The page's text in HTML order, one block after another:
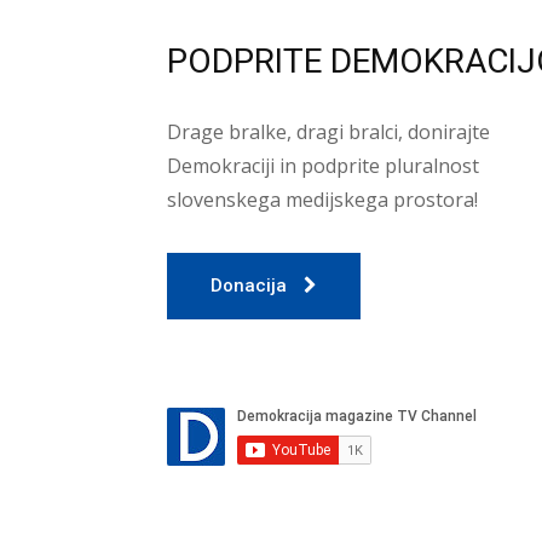
PODPRITE
Drage bralke, dragi bralci, donirajte
Demokraciji in podprite pluralnost
slovenskega medijskega prostora!
Donacija